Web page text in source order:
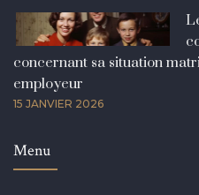
concernant sa situation
employeur
15 JANVIER 2026
Menu